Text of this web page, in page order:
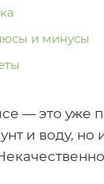
и минусы
— это уже
и воду,